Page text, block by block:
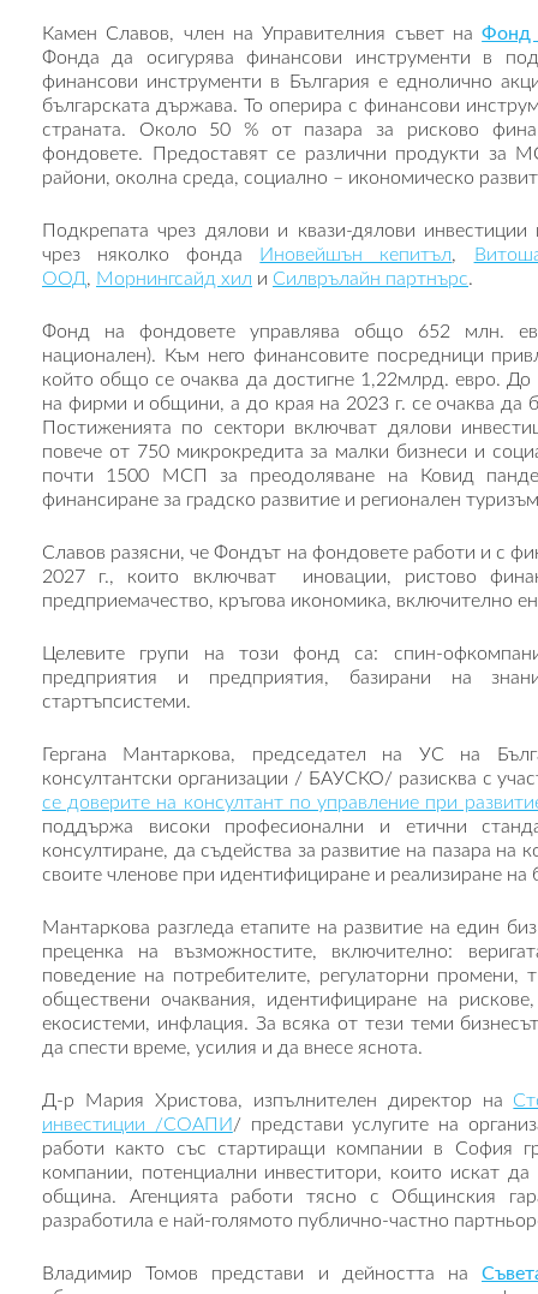
Камен Славов, член на Управителния съвет наФонд
Фонда да осигурява финансови инструменти в
финансови инструменти в България е еднолично
българската държава. То оперира с финансови
страната. Около 50 % от пазара за рисково
фондовете. Предоставят се различни продукти за
райони, околна среда, социално – икономическо
Подкрепата чрез дялови и квази-дялови
чрез няколко фонда
Иновейшън кепитъл,
ООД , Морнингсайд хил и Силврълайн партнърс.
Фонд на фондовете управлява общо 652 млн.
национален). Към него финансовите посредници
който общо се очаква да достигне 1,22млрд. евро.
на фирми и общини, а до края на 2023 г. се очаква да
Постиженията по сектори включват дялови
повече от 750 микрокредита за малки бизнеси и
почти 1500 МСП за преодоляване на Ковид
финансиране за градско развитие и регионален
Славов разясни, че Фондът на фондовете работи и с
2027 г., които включват иновации, ристово
предприемачество, кръгова икономика, включително
Целевите групи на този фонд са: спин-
предприятия и предприятия, базирани на
стартъпсистеми.
Гергана Мантаркова, председател на УС на
консултантски организации / БАУСКО/ разисква с
се доверите на консултант по управление при
поддържа високи професионални и етични
консултиране, да съдейства за развитие на пазара на
своите членове при идентифициране и реализиране на
Мантаркова разгледа етапите на развитие на един
преценка на възможностите, включително:
поведение на потребителите, регулаторни
обществени очаквания, идентифициране на
екосистеми, инфлация. За всяка от тези теми
да спести време, усилия и да внесе яснота.
Д-р Мария Христова, изпълнителен директор на
инвестиции /СОАПИ/ представи услугите на
работи както със стартиращи компании в София
компании, потенциални инвеститори, които искат
община. Агенцията работи тясно с Общинския
разработила е най-голямото публично-частно
Владимир Томов представи и дейността на